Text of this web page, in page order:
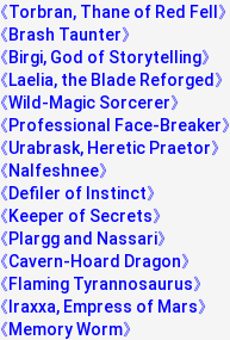
《Torbran, Thane of Red Fell》
《Brash Taunter》
《Birgi, God of Storytelling》
《Laelia, the Blade Reforged》
《Wild-Magic Sorcerer》
《Professional Face-Breaker》
《Urabrask, Heretic Praetor》
《Nalfeshnee》
《Defiler of Instinct》
《Keeper of Secrets》
《Plargg and Nassari》
《Cavern-Hoard Dragon》
《Flaming Tyrannosaurus》
《Iraxxa, Empress of Mars》
《Memory Worm》